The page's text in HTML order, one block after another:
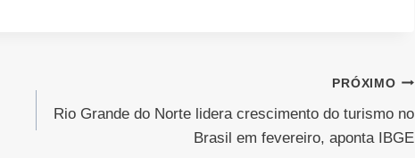
PRÓXIMO
Rio Grande do Norte lidera crescimento do turismo no
Brasil em fevereiro, aponta IBGE